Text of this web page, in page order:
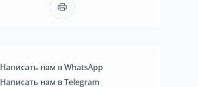
Написать нам в WhatsApp
Написать нам в Telegram